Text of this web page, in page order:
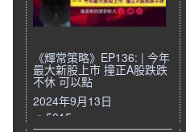
《輝常策略》EP136: | 今年
最大新股上市 撞正A股跌跌
不休 可以點
2024年9月13日
5015